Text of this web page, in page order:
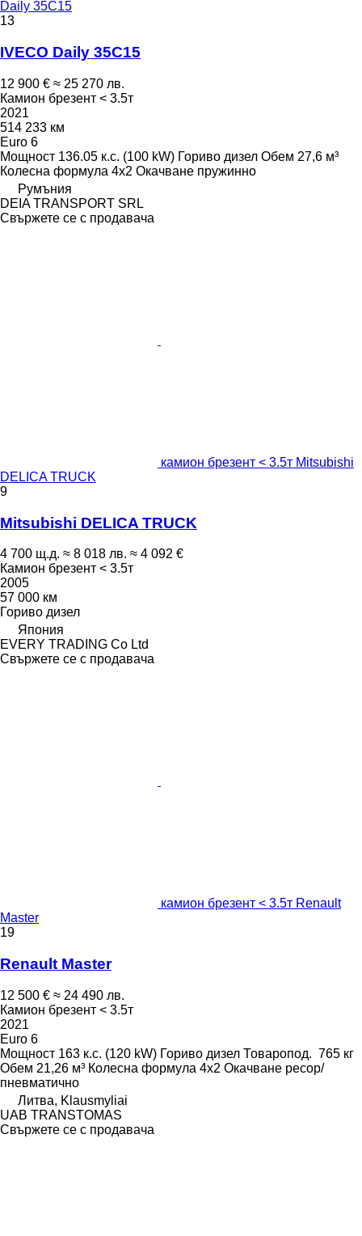
Daily 35C15
13
IVECO Daily 35C15
12 900 € ≈ 25 270 лв.
Камион брезент < 3.5т
2021
514 233 км
Euro 6
Мощност 136.05 к.с. (100 kW) Гориво дизел Обем 27,6 м³
Колесна формула 4x2 Окачване пружинно
Румъния
DEIA TRANSPORT SRL
Свържете се с продавача
камион брезент < 3.5т Mitsubishi
DELICA TRUCK
9
Mitsubishi DELICA TRUCK
4 700 щ.д. ≈ 8 018 лв. ≈ 4 092 €
Камион брезент < 3.5т
2005
57 000 км
Гориво дизел
Япония
EVERY TRADING Co Ltd
Свържете се с продавача
камион брезент < 3.5т Renault
Master
19
Renault Master
12 500 € ≈ 24 490 лв.
Камион брезент < 3.5т
2021
Euro 6
Мощност 163 к.с. (120 kW) Гориво дизел Товаропод. 765 кг
Обем 21,26 м³ Колесна формула 4x2 Окачване ресор/
пневматично
Литва, Klausmyliai
UAB TRANSTOMAS
Свържете се с продавача